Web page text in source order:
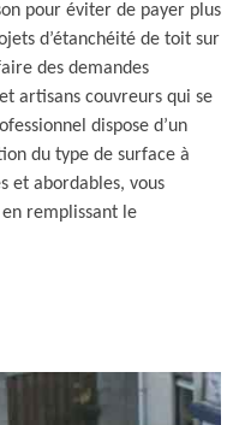
pour éviter de payer plus
d’étanchéité de toit sur
des demandes
artisans couvreurs qui se
dispose d’un
du type de surface à
et abordables, vous
remplissant le